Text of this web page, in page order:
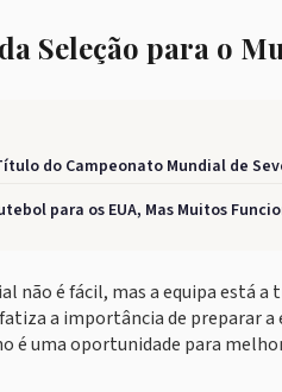
Seleção para o
do Campeonato Mundial de
para os EUA, Mas Muitos
não é fácil, mas a equipa está
a importância de preparar
é uma oportunidade para